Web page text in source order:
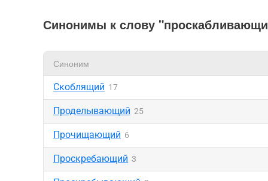
Синонимы к слову
Синоним
Скоблящий 17
Проделывающий 25
Прочищающий 6
Проскребающий 3